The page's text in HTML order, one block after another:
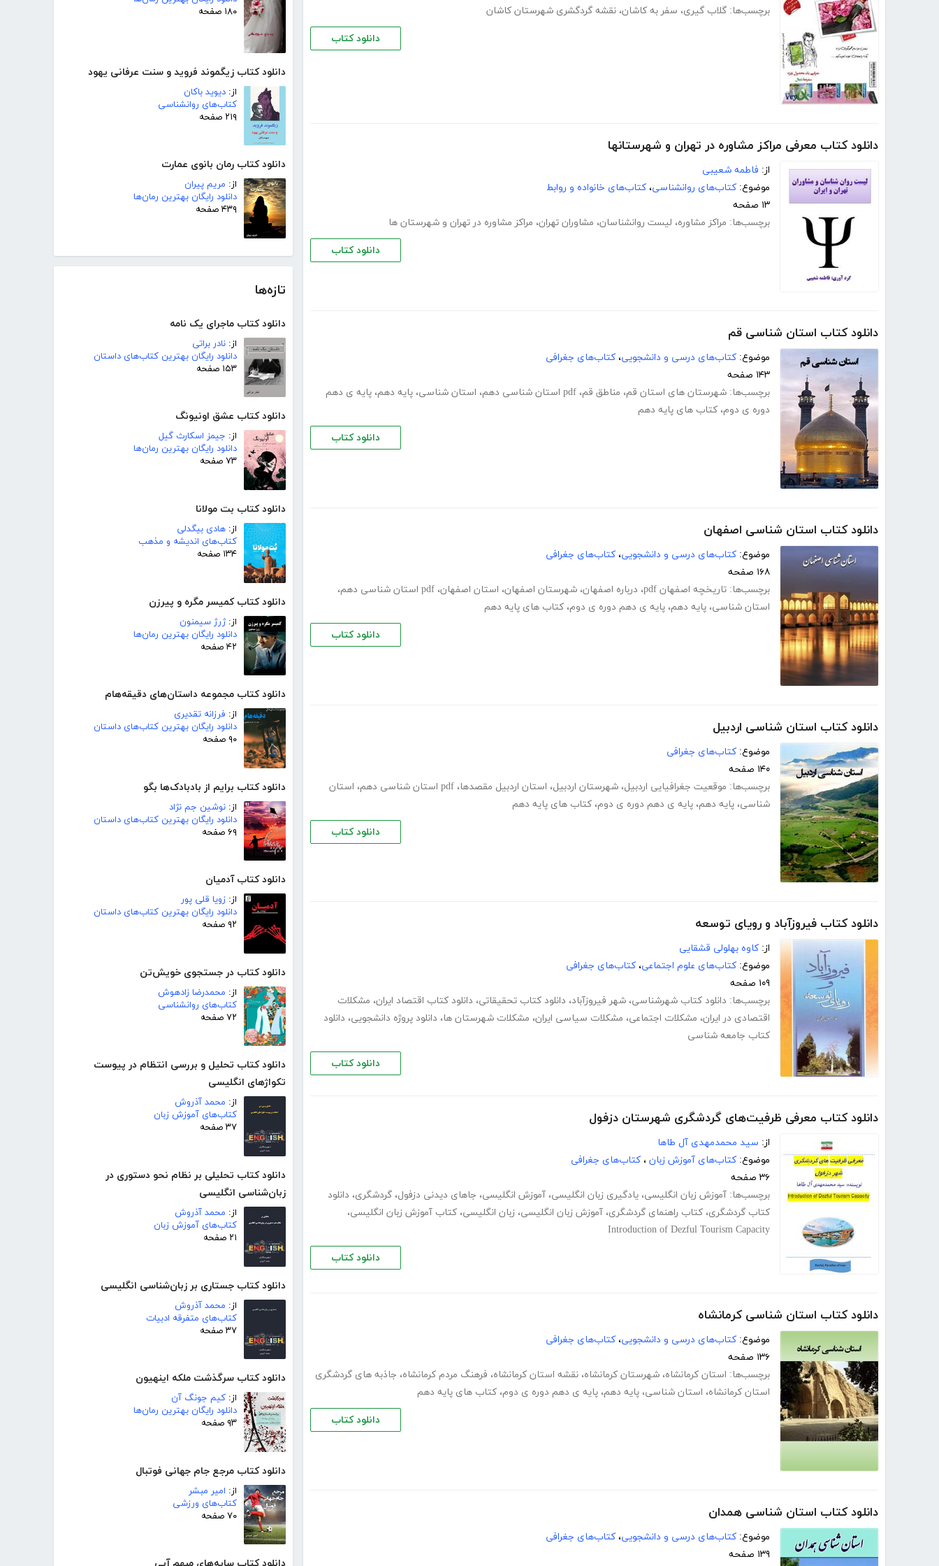
۱۸۰ صفحه
دانلود کتاب زیگموند فروید و سنت عرفانی یهود
از: دیوید باکان
کتاب‌های روانشناسی
۲۱۹ صفحه
دانلود کتاب رمان بانوی عمارت
از: مریم پیران
دانلود رایگان بهترین رمان‌ها
۴۳۹ صفحه
تازه‌ها
دانلود کتاب ماجرای یک نامه
از: نادر براتی
دانلود رایگان بهترین کتاب‌های داستان
۱۵۳ صفحه
دانلود کتاب عشق اونیونگ
از: جیمز اسکارث گیل
دانلود رایگان بهترین رمان‌ها
۷۳ صفحه
دانلود کتاب بت مولانا
از: هادی بیگدلی
کتاب‌های اندیشه و مذهب
۱۳۴ صفحه
دانلود کتاب کمیسر مگره و پیرزن
از:ژرژ سیمنون
دانلود رایگان بهترین رمان‌ها
۴۲ صفحه
دانلود کتاب مجموعه داستان‌های دقیقه‌هام
از: فرزانه تقدیری
دانلود رایگان بهترین کتاب‌های داستان
۹۰ صفحه
دانلود کتاب برایم از بادبادک‌ها بگو
از: نوشین جم نژاد
دانلود رایگان بهترین کتاب‌های داستان
۶۹ صفحه
دانلود کتاب آدمیان
از: زویا قلی پور
دانلود رایگان بهترین کتاب‌های داستان
۹۲ صفحه
دانلود کتاب در جستجوی خویش‌تن
از: محمدرضا زادهوش
کتاب‌های روانشناسی
۷۲ صفحه
دانلود کتاب تحلیل و بررسی انتظام در پیوست
تکواژهای انگلیسی
از: محمد آذروش
کتاب‌های آموزش زبان
۳۷ صفحه
دانلود کتاب تحلیلی بر نظام نحو دستوری در
زبان‌شناسی انگلیسی
از: محمد آذروش
کتاب‌های آموزش زبان
۲۱ صفحه
دانلود کتاب جستاری بر زبان‌شناسی انگلیسی
از: محمد آذروش
کتاب‌های متفرقه ادبیات
۳۷ صفحه
دانلود کتاب سرگذشت ملکه اینهیون
از: کیم جونگ آن
دانلود رایگان بهترین رمان‌ها
۹۳ صفحه
دانلود کتاب مرجع جام جهانی فوتبال
از: امیر مبشر
کتاب‌های ورزشی
۷۰ صفحه
برچسب‌ها: گلاب گیری، سفر به کاشان، نقشه گردگشری شهرستان کاشان
دانلود کتاب
دانلود کتاب معرفی مراکز مشاوره در تهران و شهرستانها
از: فاطمه شعیبی
موضوع: کتاب‌های روانشناسی، کتاب‌های خانواده و روابط
۱۳ صفحه
برچسب‌ها: مراکز مشاوره، لیست روانشناسان، مشاوران تهران، مراکز مشاوره در تهران و شهرستان ها
دانلود کتاب
دانلود کتاب استان شناسی قم
موضوع: کتاب‌های درسی و دانشجویی، کتاب‌های جغرافی
۱۴۳ صفحه
برچسب‌ها: شهرستان های استان قم، مناطق قم، pdf استان شناسی دهم ، استان شناسی، پایه دهم، پایه ی دهم
دوره ی دوم، کتاب های پایه دهم
دانلود کتاب
دانلود کتاب استان شناسی اصفهان
موضوع: کتاب‌های درسی و دانشجویی، کتاب‌های جغرافی
۱۶۸ صفحه
برچسب‌ها: تاریخچه اصفهان pdf ، درباره اصفهان، شهرستان اصفهان، استان اصفهان، pdf استان شناسی دهم
،
استان شناسی، پایه دهم، پایه ی دهم دوره ی دوم، کتاب های پایه دهم
دانلود کتاب
دانلود کتاب استان شناسی اردبیل
موضوع: کتاب‌های جغرافی
۱۴۰ صفحه
برچسب‌ها: موقعیت جغرافیایی اردبیل، شهرستان اردبیل، استان اردبیل مقصدها، pdf استان شناسی دهم ، استان
شناسی، پایه دهم، پایه ی دهم دوره ی دوم، کتاب های پایه دهم
دانلود کتاب
دانلود کتاب فیروزآباد و رویای توسعه
از: کاوه بهلولی قشقایی
موضوع: کتاب‌های علوم اجتماعی، کتاب‌های جغرافی
۱۰۹ صفحه
برچسب‌ها: دانلود کتاب شهرشناسی، شهر فیروزآباد، دانلود کتاب تحقیقاتی، دانلود کتاب اقتصاد ایران، مشکلات
اقتصادی در ایران، مشکلات اجتماعی، مشکلات سیاسی ایران، مشکلات شهرستان ها، دانلود پروژه دانشجویی، دانلود
کتاب جامعه شناسی
دانلود کتاب
دانلود کتاب معرفی ظرفیت‌های گردشگری شهرستان دزفول
از: سید محمدمهدی آل طاها
موضوع: کتاب‌های آموزش زبان ، کتاب‌های جغرافی
۳۶ صفحه
برچسب‌ها: آموزش زبان انگلیسی، یادگیری زبان انگلیسی، آموزش انگلیسی، جاهای دیدنی دزفول، گردشگری، دانلود
کتاب گردشگری، کتاب راهنمای گردشگری، آموزش زبان انگلیسی، زبان انگلیسی، کتاب آموزش زبان انگلیسی،
Introduction of Dezful Tourism Capacity
دانلود کتاب
دانلود کتاب استان شناسی کرمانشاه
موضوع: کتاب‌های درسی و دانشجویی، کتاب‌های جغرافی
۱۳۶ صفحه
برچسب‌ها: استان کرمانشاه، شهرستان کرمانشاه، نقشه استان کرمانشاه، فرهنگ مردم کرمانشاه، جاذبه های گردشگری
استان کرمانشاه، استان شناسی، پایه دهم، پایه ی دهم دوره ی دوم، کتاب های پایه دهم
دانلود کتاب
دانلود کتاب استان شناسی همدان
موضوع: کتاب‌های درسی و دانشجویی، کتاب‌های جغرافی
۱۳۹ صفحه